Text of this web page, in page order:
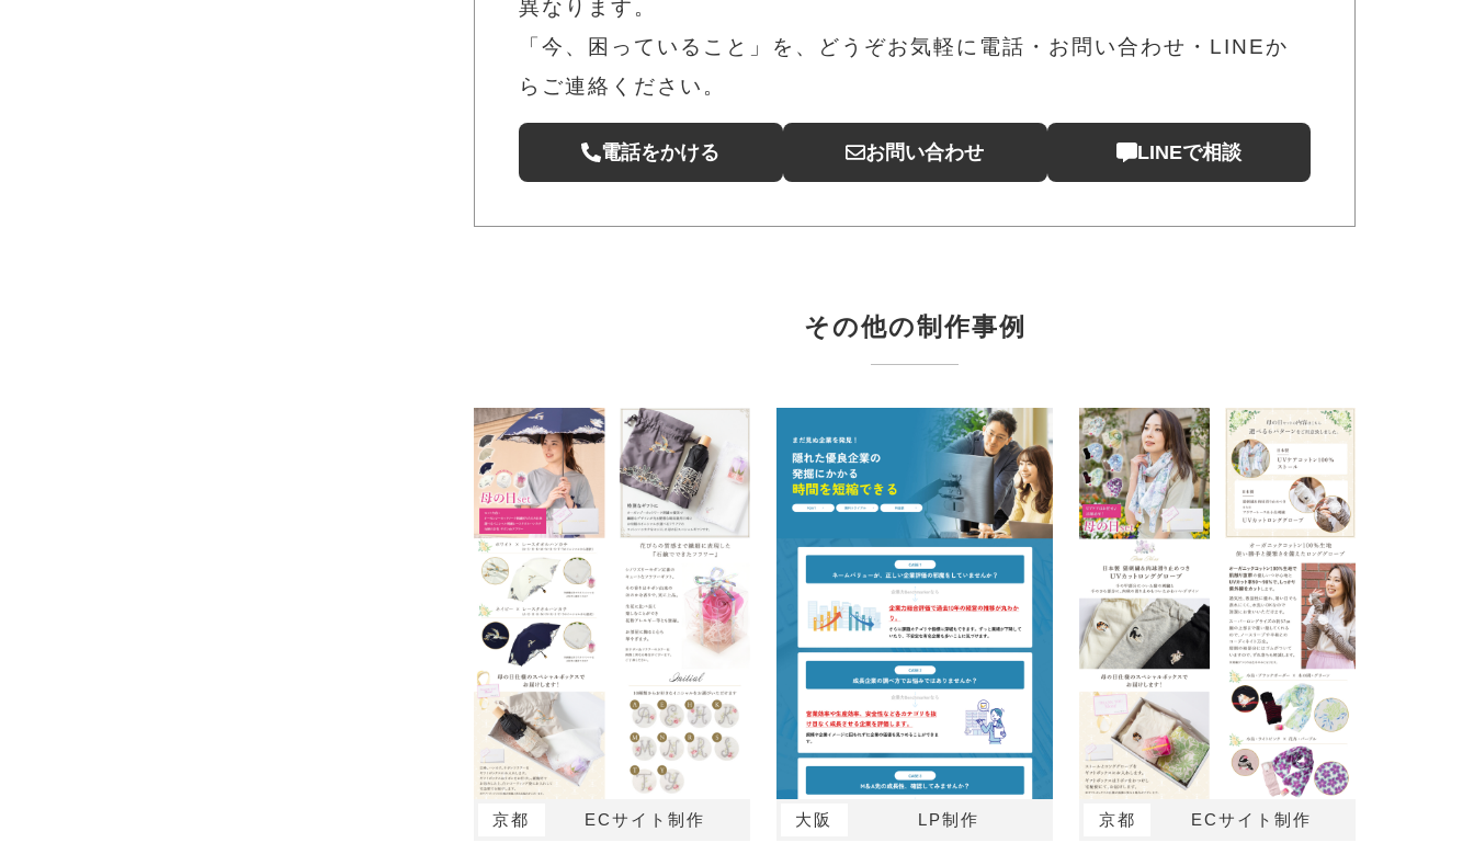
異なります。
「今、困っていること」を、どうぞお気軽に電話・お問い合わせ・LINEか
らご連絡ください。
電話をかける お問い合わせ LINEで相談
その他の制作事例
京都 ECサイト制作 大阪 LP制作 京都 ECサイト制作